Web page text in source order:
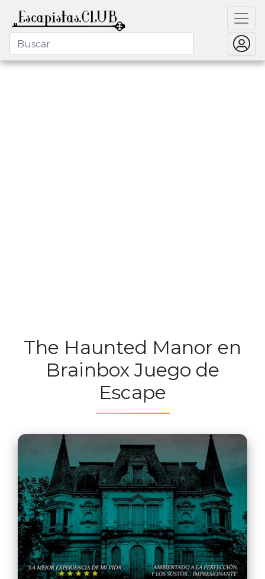
The Haunted Manor en
Brainbox Juego de
Escape